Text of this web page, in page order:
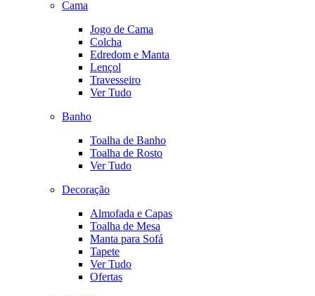
Cama
Jogo de Cama
Colcha
Edredom e Manta
Lençol
Travesseiro
Ver Tudo
Banho
Toalha de Banho
Toalha de Rosto
Ver Tudo
Decoração
Almofada e Capas
Toalha de Mesa
Manta para Sofá
Tapete
Ver Tudo
Ofertas